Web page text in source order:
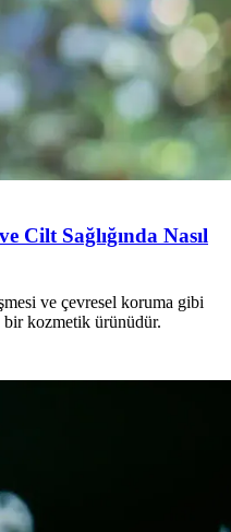
Cilt Sağlığında Nasıl
ve çevresel koruma gibi
kozmetik ürünüdür.